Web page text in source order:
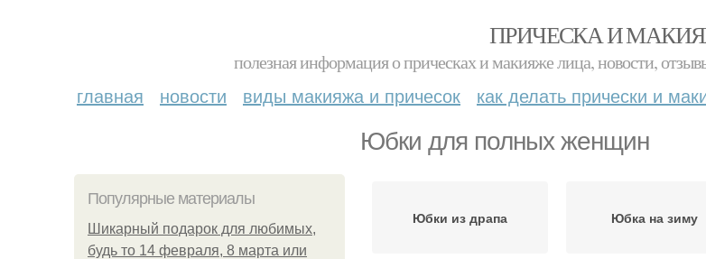
ПРИЧЕСКА И
полезная информация о прическах и макияже лица, новости,
главная новости виды макияжа и причесок как делать прически и
Юбки для полных женщин
Популярные материалы
Шикарный подарок для любимых,
будь то 14 февраля, 8 марта или
Юбки из драпа Юбка на зиму